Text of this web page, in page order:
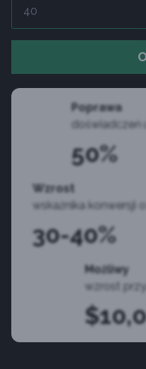
Poprawa
doświadczeń
50%
Wzrost
wskaźnika konwersji o:
30-40%
Możliwy
wzrost